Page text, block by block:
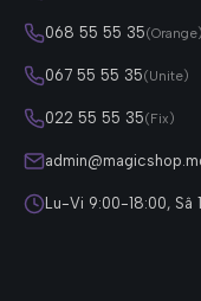
068 55 55 35(Orange)
067 55 55 35(Unite)
022 55 55 35(Fix)
Lu-Vi 9:00-18:00, Sâ